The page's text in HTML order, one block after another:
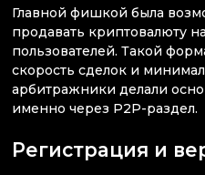
Главной фишкой была
продавать криптовалюту
пользователей. Такой
скорость сделок и
арбитражники делали
именно через P2P-раздел.
Регистрация и